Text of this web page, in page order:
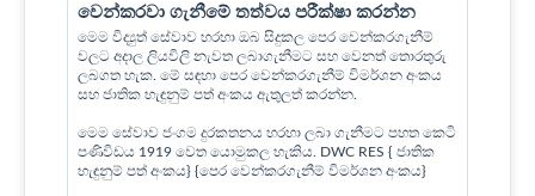
වෙන්කරවා ගැනීමේ තත්වය පරීක්ෂා කරන්න
මෙම විද්‍යුත් සේවාව හරහා ඔබ සිදුකල පෙර වෙන්කරගැනීම්
වලට අදාල ලියවිලි නැවත ලබාගැනීමට සහ වෙනත් තොරතුරු
ලබගත හැක. මේ සඳහා පෙර වෙන්කරගැනීම් විමර්ශන අංකය
සහ ජාතික හැඳුනුම් පත් අංකය ඇතුලත් කරන්න.
මෙම සේවාව ජංගම දුරකතනය හරහා ලබා ගැනීමට පහත කෙටි
පණිවිඩය 1919 වෙත යොමුකල හැකිය. DWC RES { ජාතික
හැඳුනුම් පත් අංකය} {පෙර වෙන්කරගැනීම් විමර්ශන අංකය}